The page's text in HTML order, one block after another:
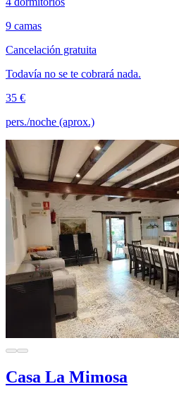
9 camas
Cancelación gratuita
Todavía no se te cobrará nada.
35 €
pers./noche (aprox.)
Casa La Mimosa